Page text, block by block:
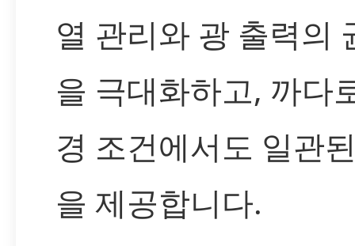
열 관리와 광 출력의
을 극대화하고, 까다
경 조건에서도 일관
을 제공합니다.